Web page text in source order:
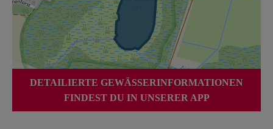
DETAILIERTE GEWÄSSERINFORMATIONEN
FINDEST DU IN UNSERER APP